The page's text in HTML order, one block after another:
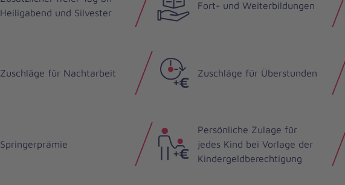
Heiligabend und Silvester
Fort- und Weiterbildungen
Zuschläge für Nachtarbeit Zuschläge für Überstunden
Springerprämie
Persönliche Zulage für
jedes Kind bei Vorlage der
Kindergeldberechtigung